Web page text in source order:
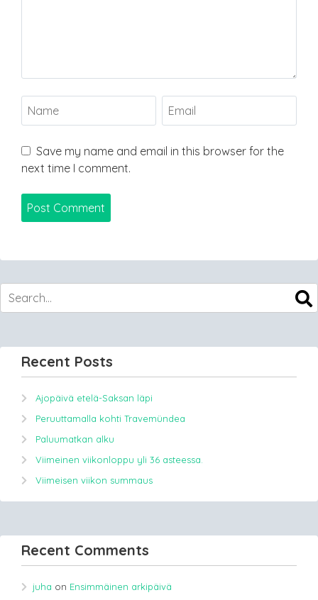
Save my name and email in this browser for the
next time I comment.
Recent Posts
Ajopäivä etelä-Saksan läpi
Peruuttamalla kohti Travemündea
Paluumatkan alku
Viimeinen viikonloppu yli 36 asteessa.
Viimeisen viikon summaus
Recent Comments
juha on Ensimmäinen arkipäivä